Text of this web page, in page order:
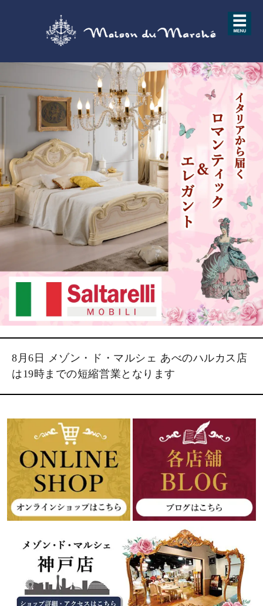
8月6日 メゾン・ド・マルシェ あべのハルカス店
は19時までの短縮営業となります